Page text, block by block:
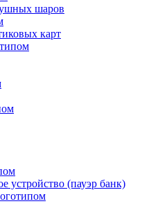
шаров
карт
устройство (пауэр банк)